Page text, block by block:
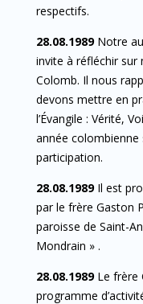
respectifs.
28.08.1989Notre
invite à réfléchir sur
Colomb. Il nous
devons mettre en
l’Évangile : Vérité,
année
participation.
28.08.1989Il est
par le frère Gaston
paroisse de Saint-
Mondrain » .
28.08.1989Le frère
programme